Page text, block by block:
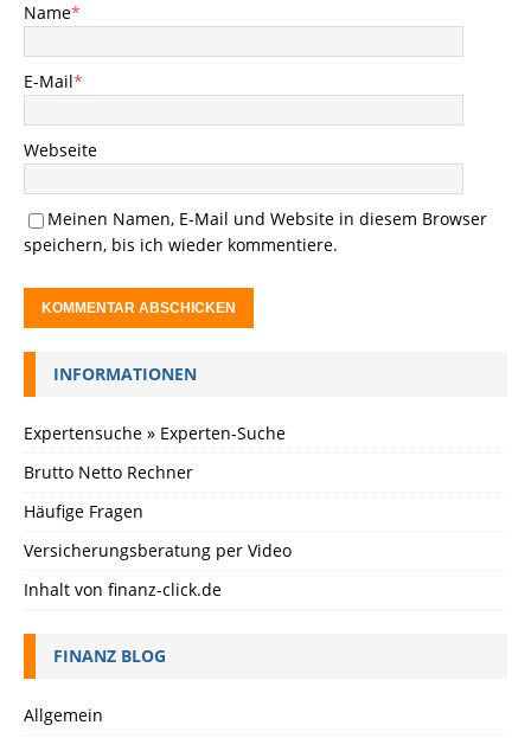
Name*
E-Mail*
Webseite
Meinen Namen, E-Mail und Website in diesem Browser
speichern, bis ich wieder kommentiere.
INFORMATIONEN
Expertensuche » Experten-Suche
Brutto Netto Rechner
Häufige Fragen
Versicherungsberatung per Video
Inhalt von finanz-click.de
FINANZ BLOG
Allgemein